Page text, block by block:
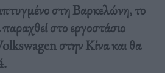
στη Βαρκελώνη, το
στο εργοστάσιο
στην Κίνα και θα